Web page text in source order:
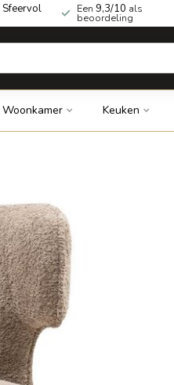
Sfeervol Een 9,3/10 als
beoordeling
Woonkamer Keuken